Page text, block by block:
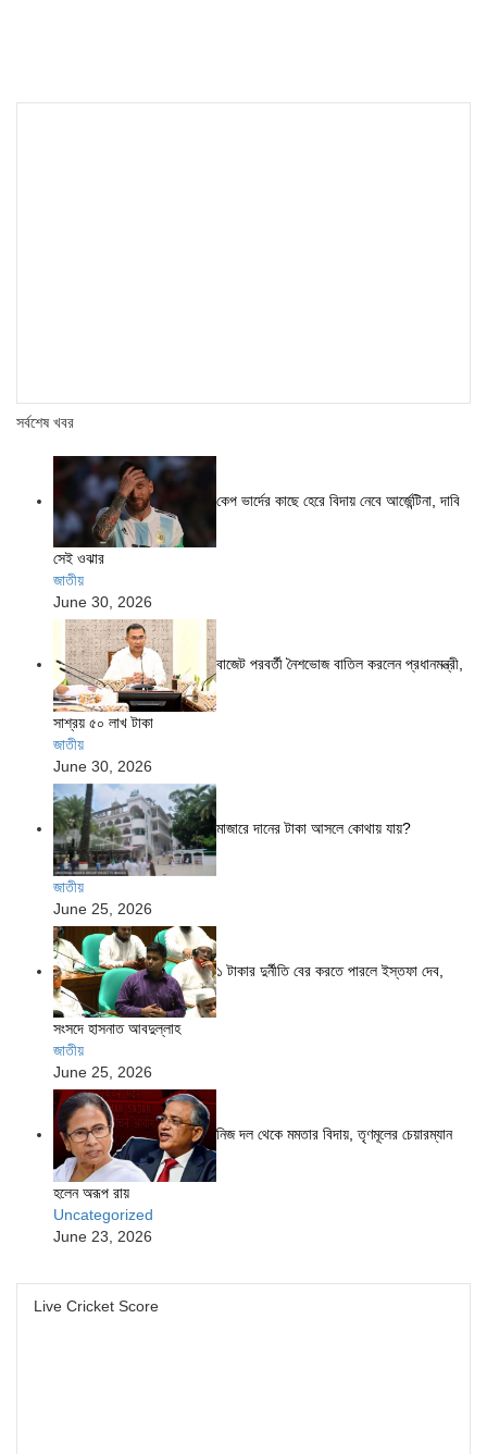
সর্বশেষ খবর
কেপ ভার্দের কাছে হেরে বিদায় নেবে আর্জেন্টিনা, দাবি
সেই ওঝার
জাতীয়
June 30, 2026
বাজেট পরবর্তী নৈশভোজ বাতিল করলেন প্রধানমন্ত্রী,
সাশ্রয় ৫০ লাখ টাকা
জাতীয়
June 30, 2026
মাজারে দানের টাকা আসলে কোথায় যায়?
জাতীয়
June 25, 2026
১ টাকার দুর্নীতি বের করতে পারলে ইস্তফা দেব,
সংসদে হাসনাত আবদুল্লাহ
জাতীয়
June 25, 2026
নিজ দল থেকে মমতার বিদায়, তৃণমূলের চেয়ারম্যান
হলেন অরূপ রায়
Uncategorized
June 23, 2026
Live Cricket Score